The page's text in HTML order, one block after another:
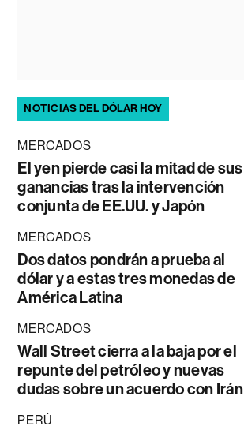
NOTICIAS DEL DÓLAR HOY
MERCADOS
El yen pierde casi la mitad de sus
ganancias tras la intervención
conjunta de EE.UU. y Japón
MERCADOS
Dos datos pondrán a prueba al
dólar y a estas tres monedas de
América Latina
MERCADOS
Wall Street cierra a la baja por el
repunte del petróleo y nuevas
dudas sobre un acuerdo con Irán
PERÚ